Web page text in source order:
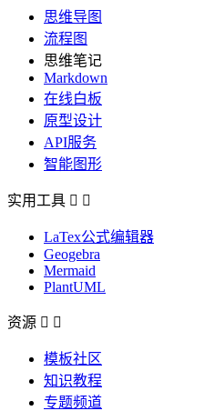
思维导图
流程图
思维笔记
Markdown
在线白板
原型设计
API服务
智能图形
实用工具  
LaTex公式编辑器
Geogebra
Mermaid
PlantUML
资源  
模板社区
知识教程
专题频道